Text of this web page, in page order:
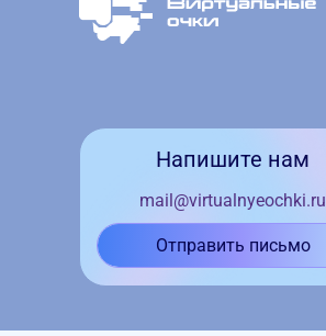
Напишите нам
mail@virtualnyeochki.ru
Отправить письмо